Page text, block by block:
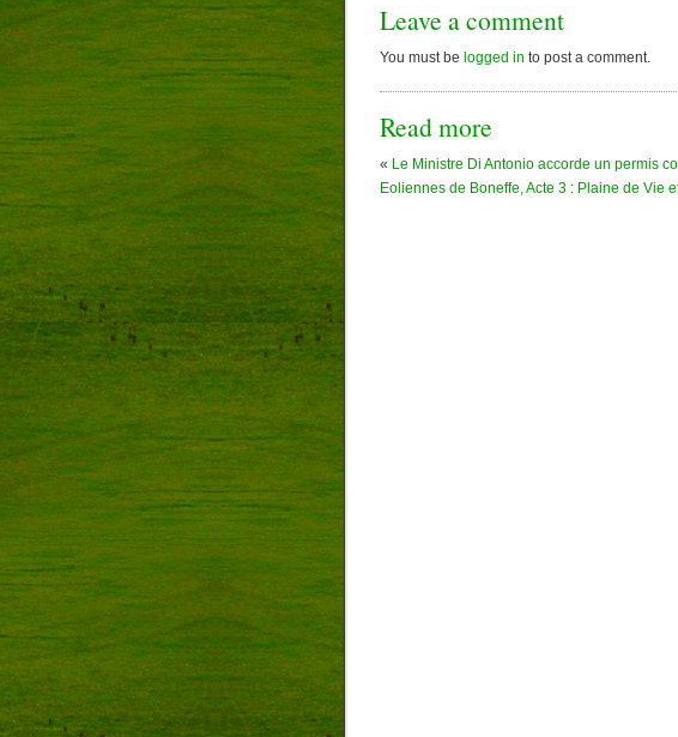
Leave a comment
You must be logged in to post a comment.
Read more
« Le Ministre Di Antonio accorde un permis
Eoliennes de Boneffe, Acte 3 : Plaine de Vie